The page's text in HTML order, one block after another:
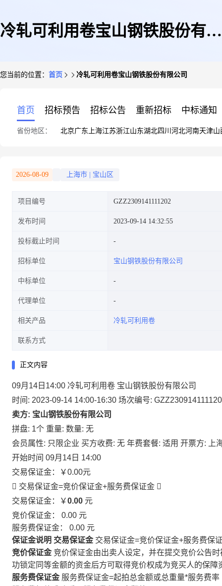
冷轧可利用卷宝山钢铁股份有限
您当前的位置： 首页 冷轧可利用卷宝山钢铁股份有限公司
首页 招标预告 招标公告 重新招标 中标通知
省份地区： 北京广东 上海江苏浙江山东湖北四川 河北河南天津山
2026-08-09 上海市 宝山区
项目编号 GZZ2309141111202
发布时间 2023-09-14 14:32:55
投标截止时间
招标单位 宝山钢铁股份有限公司
中标单位
代理单位
相关产品 冷轧可利用卷
联系方式
正文内容
09月14日14:00 冷轧可利用卷 宝山钢铁股份有限公司
时间: 2023-09-14 14:00-16:30 场次编号:
卖方: 宝山钢铁股份有限公司
拼盘: 1个 重量: 数量: 无
会员属性: 只限企业 买方收费: 无 年费套餐: 适用 开票方: 上
开始时间 09月14日 14:00
交易保证金：
￥0.00元
 交易保证金=竞价保证金+服务费保证金 
交易保证金：￥0.00 元
竞价保证金： 0.00 元
服务费保证金： 0.00 元
保证金说明 交易保证金 交易保证金=竞价保证金+服务费保
竞价保证金 竞价保证金由出卖人设定，并在提交竞价公告
功锁定同等金额的资金后方可取得竞价权成为竞买人的保障
服务费保证金 服务费保证金=起拍总金额或总重量*服务费率